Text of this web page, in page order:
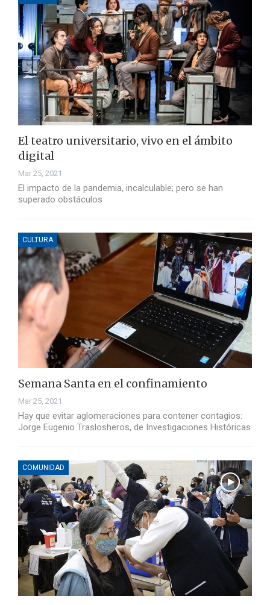
El teatro universitario, vivo en el ámbito
digital
Mar 25, 2021
El impacto de la pandemia, incalculable; pero se han
superado obstáculos
CULTURA
Semana Santa en el confinamiento
Mar 25, 2021
Hay que evitar aglomeraciones para contener contagios:
Jorge Eugenio Traslosheros, de Investigaciones Históricas
COMUNIDAD